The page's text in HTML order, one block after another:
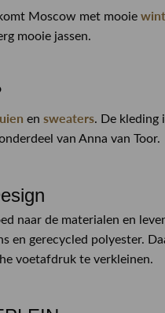
Moscow met mooie
mooie jassen.
en sweaters. De kleding
van Anna van Toor.
naar de materialen en
en gerecycled polyester.
voetafdruk te verkleinen.